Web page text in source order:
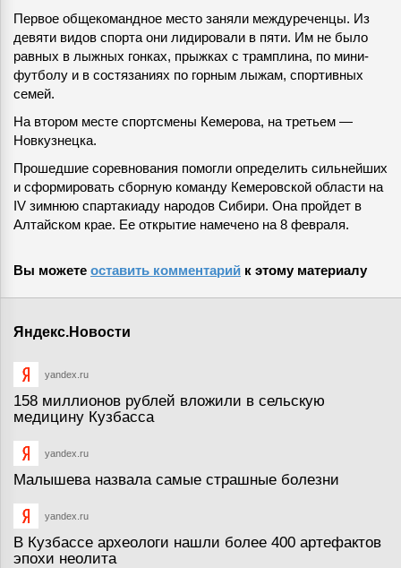
Первое общекомандное место заняли междуреченцы. Из
девяти видов спорта они лидировали в пяти. Им не было
равных в лыжных гонках, прыжках с трамплина, по мини-
футболу и в состязаниях по горным лыжам, спортивных
семей.
На втором месте спортсмены Кемерова, на третьем —
Новкузнецка.
Прошедшие соревнования помогли определить сильнейших
и сформировать сборную команду Кемеровской области на
IV зимнюю спартакиаду народов Сибири. Она пройдет в
Алтайском крае. Ее открытие намечено на 8 февраля.
Вы можете оставить комментарий к этому материалу
Яндекс.Новости
yandex.ru
158 миллионов рублей вложили в сельскую
медицину Кузбасса
yandex.ru
Малышева назвала самые страшные болезни
yandex.ru
В Кузбассе археологи нашли более 400 артефактов
эпохи неолита